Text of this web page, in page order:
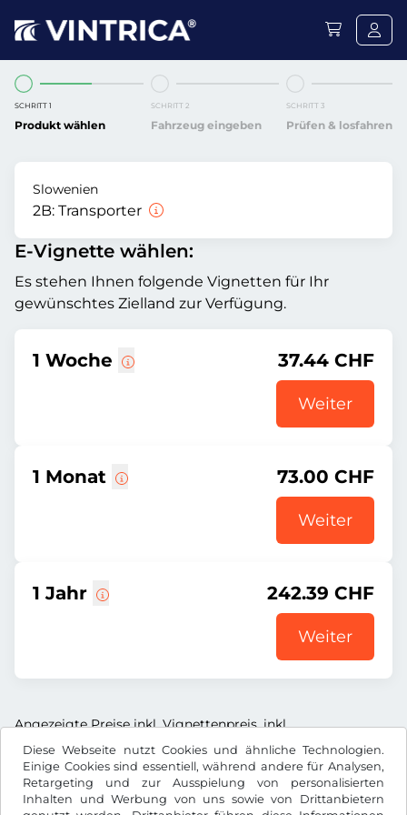
Diese Webseite nutzt Cookies und ähnliche Technologien.
Einige Cookies sind essentiell, während andere für Analysen,
Retargeting und zur Ausspielung von personalisierten
Inhalten und Werbung von uns sowie von Drittanbietern
SCHRITT 1
Produkt wählen
SCHRITT 2
Fahrzeug eingeben
SCHRITT 3
Prüfen & losfahren
Slowenien
2B: Transporter
E-Vignette wählen:
Es stehen Ihnen folgende Vignetten für Ihr
gewünschtes Zielland zur Verfügung.
1 Woche 37.44 CHF
Weiter
1 Monat 73.00 CHF
Weiter
1 Jahr 242.39 CHF
Weiter
Angezeigte Preise inkl. Vignettenpreis, inkl.
Dienstleistungsentgelt und inkl. der gesetzl. MWST